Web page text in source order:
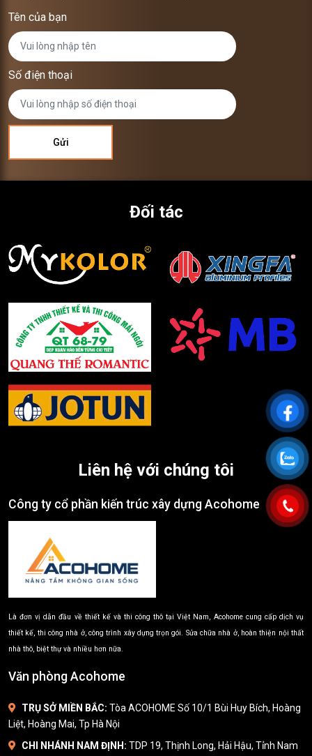
Tên của bạn
Số điện thoại
Đối tác
Liên hệ với chúng tôi
Công ty cổ phần kiến trúc xây dựng Acohome
Là đơn vị dẫn đầu về thiết kế và thi công thô tại Việt Nam, Acohome cung cấp dịch vụ
thiết kế, thi công nhà ở, công trình xây dựng trọn gói. Sửa chữa nhà ở, hoàn thiện nội thất
nhà thô, biệt thự và nhiều hơn nữa.
Văn phòng Acohome
TRỤ SỞ MIỀN BẮC: Tòa ACOHOME Số 10/1 Bùi Huy Bích, Hoàng
Liệt, Hoàng Mai, Tp Hà Nội
CHI NHÁNH NAM ĐỊNH: TDP 19, Thịnh Long, Hải Hậu, Tỉnh Nam